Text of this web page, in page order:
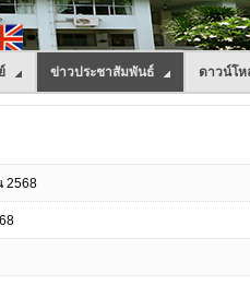
ข่าวประชาสัมพันธ์ ดาวน์โห
2568